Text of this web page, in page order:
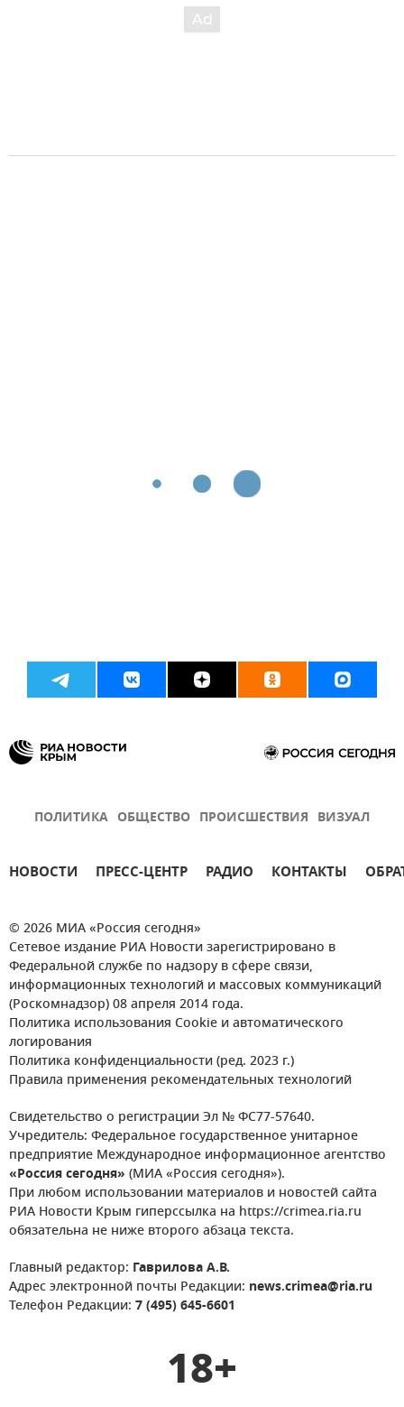
ПОЛИТИКА ОБЩЕСТВО ПРОИСШЕСТВИЯ ВИЗУАЛ
НОВОСТИ ПРЕСС-ЦЕНТР РАДИО КОНТАКТЫ
© 2026 МИА «Россия сегодня»
Сетевое издание РИА Новости зарегистрировано в
Федеральной службе по надзору в сфере связи,
информационных технологий и массовых коммуникаций
(Роскомнадзор) 08 апреля 2014 года.
Политика использования Cookie и автоматического
логирования
Политика конфиденциальности (ред. 2023 г.)
Правила применения рекомендательных технологий
Свидетельство о регистрации Эл № ФС77-57640.
Учредитель: Федеральное государственное унитарное
предприятие Международное информационное агентство
«Россия сегодня» (МИА «Россия сегодня»).
При любом использовании материалов и новостей сайта
РИА Новости Крым гиперссылка на https://crimea.ria.ru
обязательна не ниже второго абзаца текста.
Главный редактор: Гаврилова А.В.
Адрес электронной почты Редакции: news.crimea@ria.ru
Телефон Редакции: 7 (495) 645-6601
18+